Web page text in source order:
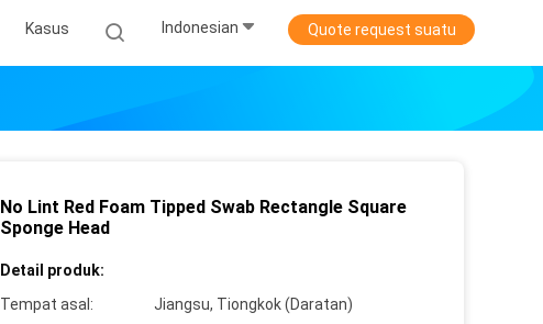
Kasus Indonesian Quote request suatu
No Lint Red Foam Tipped Swab Rectangle Square
Sponge Head
Detail produk:
Tempat asal:
Jiangsu, Tiongkok (Daratan)